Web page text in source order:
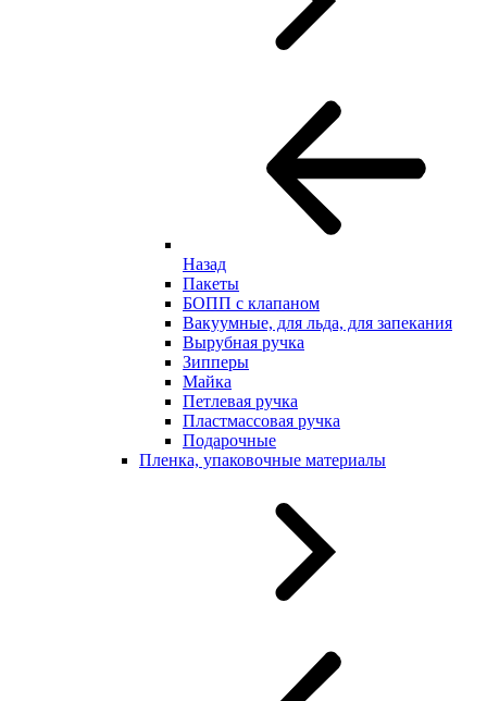
Назад
Пакеты
БОПП с клапаном
Вакуумные, для льда, для запекания
Вырубная ручка
Зипперы
Майка
Петлевая ручка
Пластмассовая ручка
Подарочные
Пленка, упаковочные материалы